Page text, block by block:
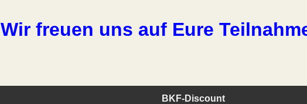
Wir freuen uns auf Eure
BKF-Discount